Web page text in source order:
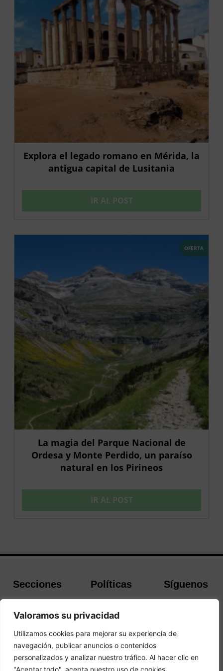
Valoramos su privacidad
Utilizamos cookies para mejorar su experiencia de
navegación, publicar anuncios o contenidos
personalizados y analizar nuestro tráfico. Al hacer clic en
"Aceptar todo", acepta nuestro uso de cookies.
Explora el legado romano en Mérida, la
antigua capital de Lusitania
IR AL POST
OFERTA
La magia del Parque Nacional de
Ordesa y Monte Perdido, un paraíso
natural en los Pirineos
IR AL POST
Secciones
Buscador de
Guías de Viajes
Políticas
cookies
Política de
Privacidad
Síguenos